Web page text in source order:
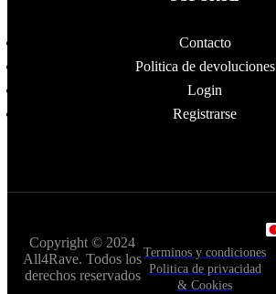
Contacto
Politica de devoluciones
Login
Registrarse
Copyright © 2024
All4Rave. Todos los
derechos reservados
Terminos y condiciones
Politica de privacidad
& Cookies